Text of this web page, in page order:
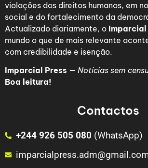
violações dos direitos humanos, em
social e do fortalecimento da
Actualizado diariamente, o Imparcial
mundo o que de mais relevante
com credibilidade e isenção.
Imparcial Press — Notícias sem
Boa leitura!
Contactos
+244 926 505 080 (WhatsApp)